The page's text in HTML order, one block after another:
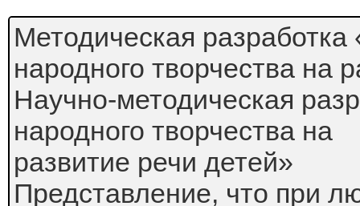
Методическая разработка
народного творчества на
Научно-методическая
народного творчества на
развитие речи детей»
Представление, что при